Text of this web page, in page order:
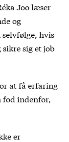
Joo læser
og
hvis
sig et job
at få erfaring
fod indenfor,
er